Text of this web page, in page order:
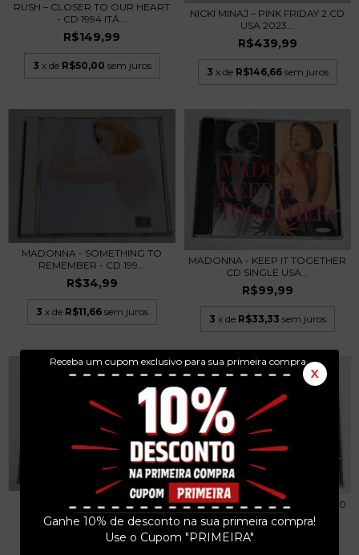
Receba um cupom exclusivo para sua primeira compra.
X
Ganhe 10% de desconto na sua primeira compra!
Use o Cupom "PRIMEIRA"
RUSH – CLOSER TO OUR HEART
- CD 1994 ITÁ...
R$149,99
3 x de R$50,00 sem juros
NICKI MINAJ – PINK FRIDAY 2 CD
USA 2023...
R$439,99
3 x de R$146,66 sem juros
MADONNA - SOMETHING TO
REMEMBER - CD 199...
R$34,99
3 x de R$11,66 sem juros
MADONNA - KEEP IT TOGETHER
CD SINGLE USA...
R$99,99
3 x de R$33,33 sem juros
D.O.A. - WAR AND PEACE CD
2006
R$34,99
TERRORGRUPPE – 1 WORLD - 0
FUTURE CD 200...
R$34,99